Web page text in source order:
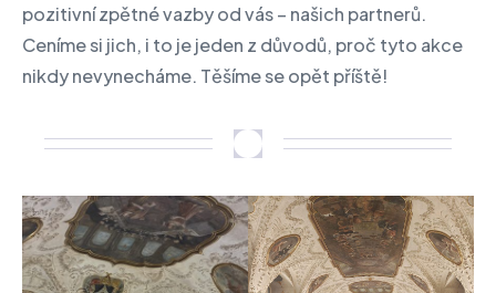
pozitivní zpětné vazby od vás – našich partnerů.
Ceníme si jich, i to je jeden z důvodů, proč tyto akce
nikdy nevynecháme. Těšíme se opět příště!